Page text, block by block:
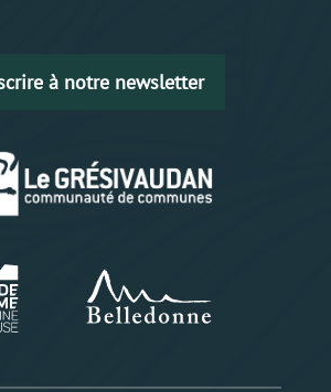
à notre newsletter